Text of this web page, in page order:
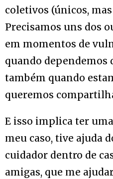
coletivos (únicos,
Precisamos uns dos
em momentos de
quando dependemos
também quando
queremos
E isso implica ter
meu caso, tive ajuda
cuidador dentro de
amigas, que me